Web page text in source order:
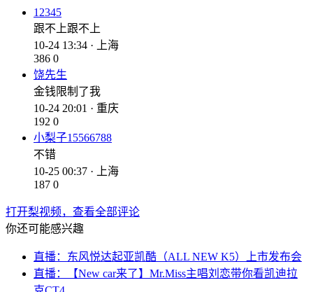
12345
跟不上跟不上
10-24 13:34 · 上海
386 0
饶先生
金钱限制了我
10-24 20:01 · 重庆
192 0
小梨子15566788
不错
10-25 00:37 · 上海
187 0
打开梨视频，查看全部评论
你还可能感兴趣
直播：东风悦达起亚凯酷（ALL NEW K5）上市发布会
直播：【New car来了】Mr.Miss主唱刘恋带你看凯迪拉